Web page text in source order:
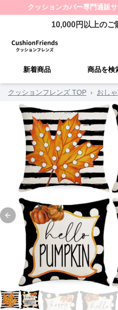
クッションカバー専門通販サ
10,000円以上のご
新着商品 商品を検
クッションフレンズ TOP › おし
Previous slide